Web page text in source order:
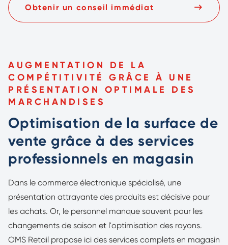
Obtenir un conseil immédiat
AUGMENTATION DE LA
COMPÉTITIVITÉ GRÂCE À UNE
PRÉSENTATION OPTIMALE DES
MARCHANDISES
Optimisation de la surface de
vente grâce à des services
professionnels en magasin
Dans le commerce électronique spécialisé, une
présentation attrayante des produits est décisive pour
les achats. Or, le personnel manque souvent pour les
changements de saison et l'optimisation des rayons.
OMS Retail propose ici des services complets en magasin